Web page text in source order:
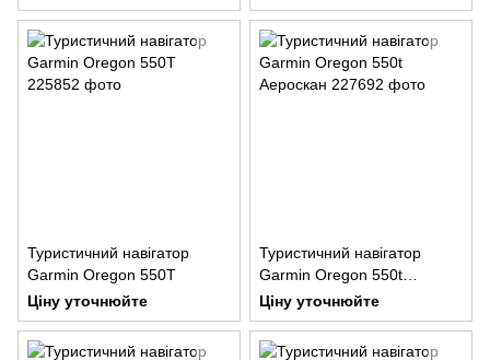
Туристичний навігатор
Garmin Oregon 550Т
Ціну уточнюйте
Туристичний навігатор
Garmin Oregon 550t
Аероскан
Ціну уточнюйте